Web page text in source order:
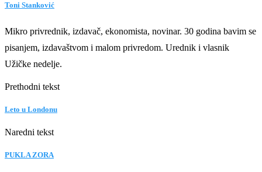
Toni Stanković
Mikro privrednik, izdavač, ekonomista, novinar. 30 godina bavim se
pisanjem, izdavaštvom i malom privredom. Urednik i vlasnik
Užičke nedelje.
Prethodni tekst
Leto u Londonu
Naredni tekst
PUKLA ZORA